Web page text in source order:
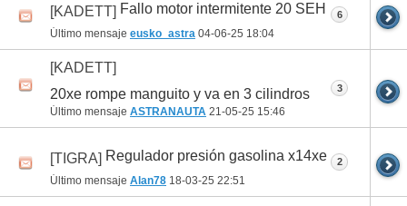
[KADETT] Fallo motor intermitente 20 SEH
Último mensaje eusko_astra 04-06-25 18:04
6
[KADETT]
20xe rompe manguito y va en 3 cilindros
Último mensaje ASTRANAUTA 21-05-25 15:46
3
[TIGRA] Regulador presión gasolina x14xe
Último mensaje Alan78 18-03-25 22:51
2